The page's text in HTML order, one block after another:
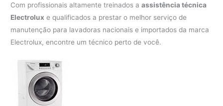
Com profissionais altamente treinados aassistência técnica
Electrolux e qualificados a prestar o melhor serviço de
manutenção para lavadoras nacionais e importados da marca
Electrolux, encontre um técnico perto de você.